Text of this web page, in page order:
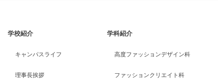
学校紹介
キャンパスライフ
理事長挨拶
学科紹介
高度ファッションデザイン科
ファッションクリエイト科